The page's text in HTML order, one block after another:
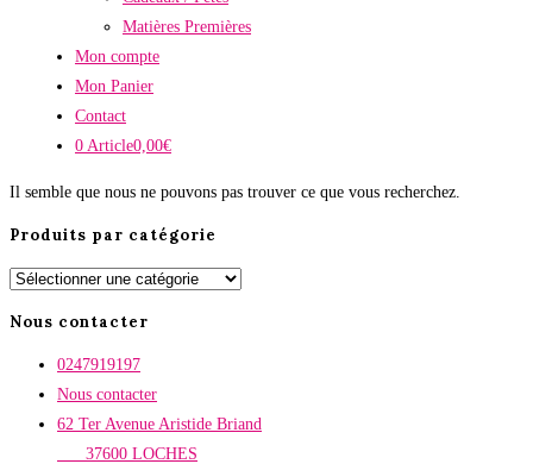
Matières Premières
Mon compte
Mon Panier
Contact
0 Article0,00€
Il semble que nous ne pouvons pas trouver ce que vous recherchez.
Produits par catégorie
Nous contacter
0247919197
Nous contacter
62 Ter Avenue Aristide Briand
37600 LOCHES